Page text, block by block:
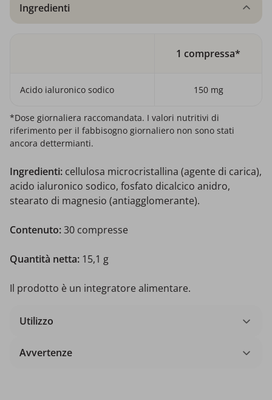
Ingredienti
1 compressa*
Acido ialuronico sodico 150 mg
*Dose giornaliera raccomandata. I valori nutritivi di
riferimento per il fabbisogno giornaliero non sono stati
ancora dettermianti.
Ingredienti: cellulosa microcristallina (agente di carica),
acido ialuronico sodico, fosfato dicalcico anidro,
stearato di magnesio (antiagglomerante).
Contenuto:30 compresse
Quantità netta: 15,1 g
Il prodotto è un integratore alimentare.
Utilizzo
Avvertenze